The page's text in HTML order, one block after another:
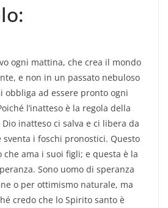
ogni mattina, che crea il mondo
e non in un passato nebuloso
obbliga ad essere pronto ogni
l’inatteso è la regola della
inatteso ci salva e ci libera da
i foschi pronostici. Questo
che ama i suoi figli; e questa è la
Sono uomo di speranza
o per ottimismo naturale, ma
credo che lo Spirito santo è